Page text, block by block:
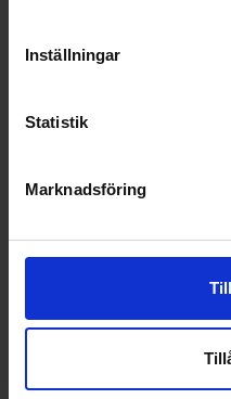
Inställningar
Statistik
Marknadsföring